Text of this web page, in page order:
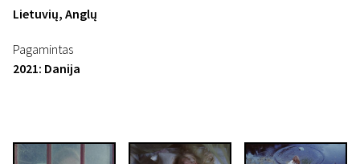
Lietuvių, Anglų
Pagamintas
2021: Danija